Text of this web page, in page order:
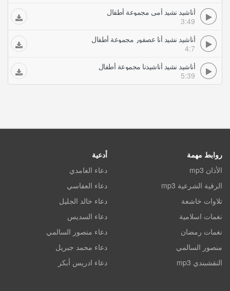
أناشيد نشيد أمي مجموعة أطفال
3:49
أناشيد نشيد أنا عصفور مجموعة أطفال
4:7
أناشيد نشيد أناشيدنا مجموعة أطفال
5:39
روابط مهمة
الأذان mp3
الرقية الشرعية mp3
تلاوات خاشعة
نغمات اسلامية
نغمات رمضان
منصور السالمي
النقشبندي mp3
أدعية
دعاء الغامدي
دعاء العفاسي
دعاء خالد الجليل
دعاء السديس
دعاء منصور السالمي
دعاء محمد جبريل
دعاء ادريس أبكر